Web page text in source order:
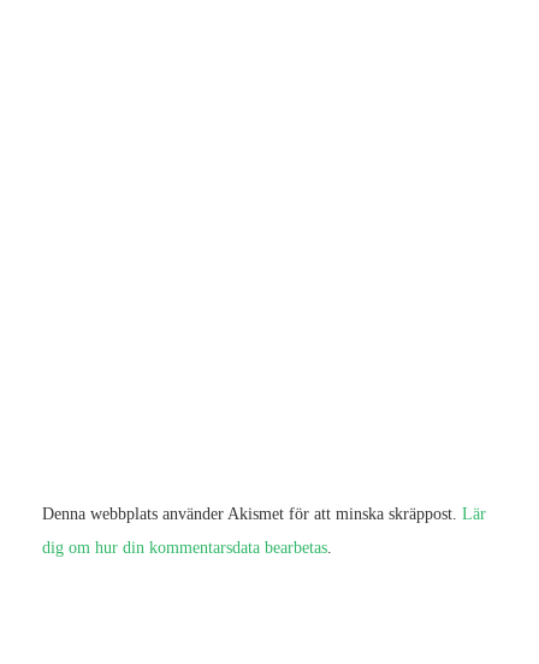
Denna webbplats använder Akismet för att minska skräppost. Lär
dig om hur din kommentarsdata bearbetas.